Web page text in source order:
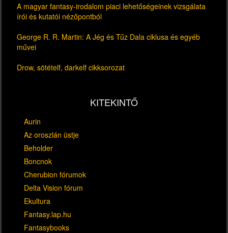
A magyar fantasy-irodalom piaci lehetőségeinek vizsgálata
írói és kutatói nézőpontból
George R. R. Martin: A Jég és Tűz Dala ciklusa és egyéb
művei
Drow, sötételf, darkelf cikksorozat
KITEKINTŐ
Aurin
Az oroszlán üstje
Beholder
Boncnok
Cherubion fórumok
Delta Vision fórum
Ekultura
Fantasy.lap.hu
Fantasybooks